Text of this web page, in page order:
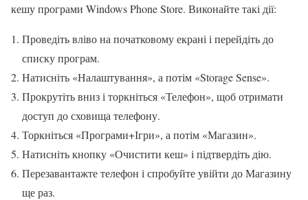
кешу програми Windows Phone Store. Виконайте такі дії:
Проведіть вліво на початковому екрані і перейдіть до
списку програм.
Натисніть «Налаштування», а потім «Storage Sense».
Прокрутіть вниз і торкніться «Телефон», щоб отримати
доступ до сховища телефону.
Торкніться «Програми+Ігри», а потім «Магазин».
Натисніть кнопку «Очистити кеш» і підтвердіть дію.
Перезавантажте телефон і спробуйте увійти до Магазину
ще раз.